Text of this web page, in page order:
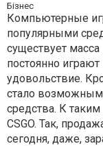
Бізнес
Компьютерные
популярными
существует
постоянно
удовольствие.
стало
средства. К
CSGO. Так,
сегодня, даже,